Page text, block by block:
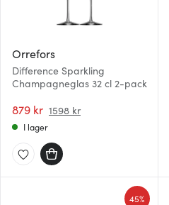
Orrefors
Difference Sparkling
Champagneglas 32 cl 2-pack
879 kr 1598 kr
I lager
45%